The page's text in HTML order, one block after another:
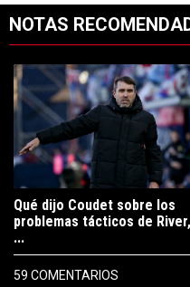
NOTAS
Un artículo de tendencia con
Qué dijo Coudet sobre los
problemas tácticos de River,
...
59 COMENTARIOS